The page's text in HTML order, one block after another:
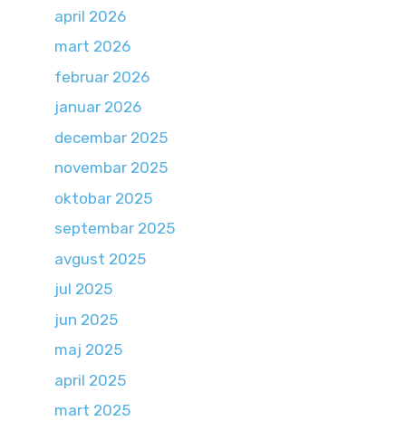
april 2026
mart 2026
februar 2026
januar 2026
decembar 2025
novembar 2025
oktobar 2025
septembar 2025
avgust 2025
jul 2025
jun 2025
maj 2025
april 2025
mart 2025